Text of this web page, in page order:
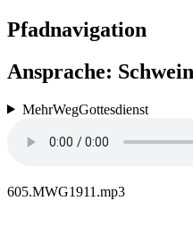
Pfadnavigation
Ansprache:
MehrWegGottesdienst
605.MWG1911.mp3